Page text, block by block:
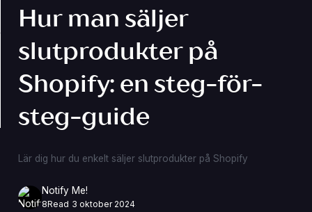
Hur man säljer
slutprodukter på
Shopify: en steg-för-
steg-guide
Lär dig hur du enkelt säljer slutprodukter på Shopify
Notify Me!
8Read 3 oktober 2024